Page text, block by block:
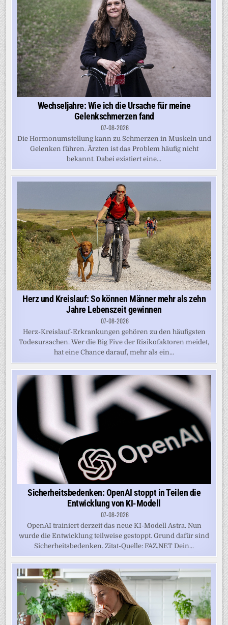
Wechseljahre: Wie ich die Ursache für meine
Gelenkschmerzen fand
07-08-2026
Die Hormonumstellung kann zu Schmerzen in Muskeln und
Gelenken führen. Ärzten ist das Problem häufig nicht
bekannt. Dabei existiert eine...
Herz und Kreislauf: So können Männer mehr als zehn
Jahre Lebenszeit gewinnen
07-08-2026
Herz-Kreislauf-Erkrankungen gehören zu den häufigsten
Todesursachen. Wer die Big Five der Risikofaktoren meidet,
hat eine Chance darauf, mehr als ein...
Sicherheitsbedenken: OpenAI stoppt in Teilen die
Entwicklung von KI-Modell
07-08-2026
OpenAI trainiert derzeit das neue KI-Modell Astra. Nun
wurde die Entwicklung teilweise gestoppt. Grund dafür sind
Sicherheitsbedenken. Zitat-Quelle: FAZ.NET Dein...